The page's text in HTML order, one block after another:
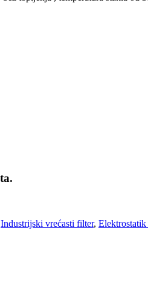
Industrijski vrećasti filter,